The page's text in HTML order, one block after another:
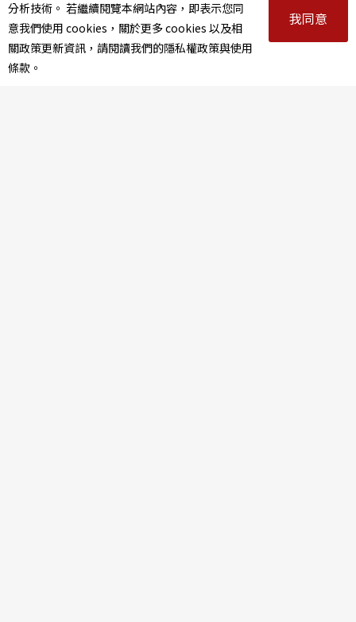
傳世名作〈岳陽樓記〉，頭頂上的燈光忽明忽暗，
映照著范公的筆墨馨香，化作歷史的飛鴻，停落在
分析技術。 若繼續閱覽本網站內容，即表示您同
意我們使用 cookies，關於更多 cookies 以及相
關政策更新資訊，請閱讀我們的隱私權政策與使用
條款。
我同意